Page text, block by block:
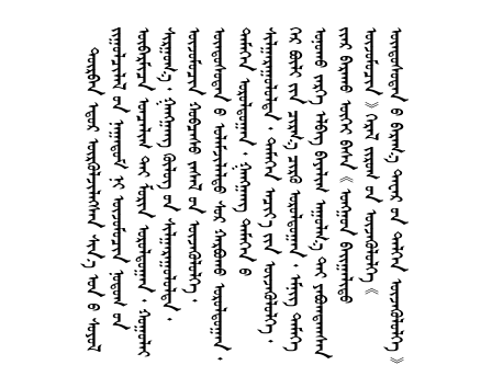
                                                                               